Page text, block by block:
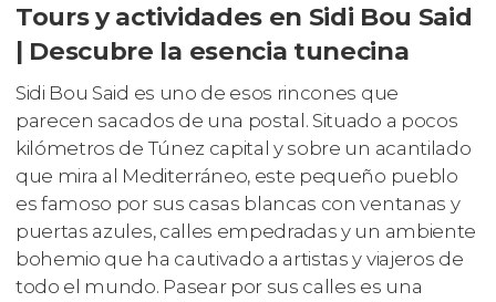
Tours y actividades en Sidi Bou Said
| Descubre la esencia tunecina
Sidi Bou Said es uno de esos rincones que
parecen sacados de una postal. Situado a pocos
kilómetros de Túnez capital y sobre un acantilado
que mira al Mediterráneo, este pequeño pueblo
es famoso por sus casas blancas con ventanas y
puertas azules, calles empedradas y un ambiente
bohemio que ha cautivado a artistas y viajeros de
todo el mundo. Pasear por sus calles es una